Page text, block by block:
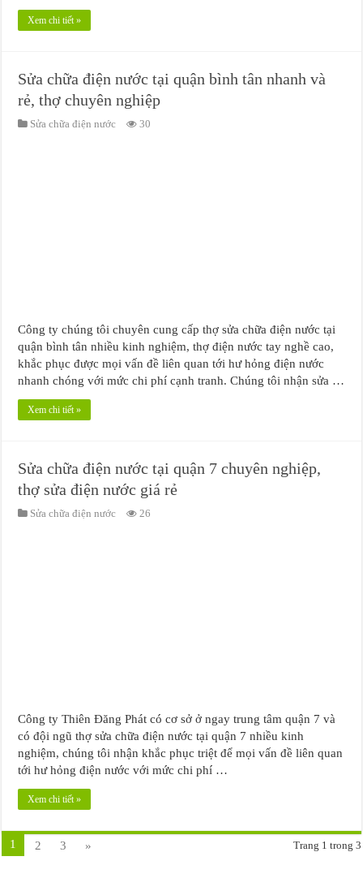
Xem chi tiết »
Sửa chữa điện nước tại quận bình tân nhanh và
rẻ, thợ chuyên nghiệp
Sửa chữa điện nước 30
Công ty chúng tôi chuyên cung cấp thợ sửa chữa điện nước tại
quận bình tân nhiều kinh nghiệm, thợ điện nước tay nghề cao,
khắc phục được mọi vấn đề liên quan tới hư hỏng điện nước
nhanh chóng với mức chi phí cạnh tranh. Chúng tôi nhận sửa …
Xem chi tiết »
Sửa chữa điện nước tại quận 7 chuyên nghiệp,
thợ sửa điện nước giá rẻ
Sửa chữa điện nước 26
Công ty Thiên Đăng Phát có cơ sở ở ngay trung tâm quận 7 và
có đội ngũ thợ sửa chữa điện nước tại quận 7 nhiều kinh
nghiệm, chúng tôi nhận khắc phục triệt để mọi vấn đề liên quan
tới hư hỏng điện nước với mức chi phí …
Xem chi tiết »
Trang 1 trong 3
1 2 3 »